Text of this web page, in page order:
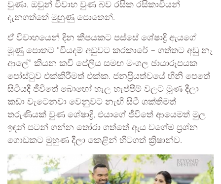
වුණා. ඔවුන් විවාහ වුණ බව රසික රසිකාවියන්
දැනගත්තේ මුහුණු පොතෙන්.
ඒ විවාහයෙන් දින කීපයකට පස්සේ ශේෂාද්‍රි ඇයගේ
මූණු පොතට “වියදම් අඩුවට කරකාරේ – ගත්තට අඩු නෑ
ආලේ” කියන කවි පේලිය සමඟ මංගල ඡායාරූපයක
පෝස්ටුව එක්කිරීමත් එක්ක. ජනප්‍රියත්වයේ හිනි පෙතේ
සිටියදී ජීවිතේ බොහෝ හැල හැප්පීම් වලට මූණ දීලා
කඩා වැටෙනවා වෙනුවට නැඟී සිටී ශක්තිමත්
තරුණියක් වුණ ශේෂාද්‍රි, එයාගේ ජීවිතේ ආයෙමත් මුල
ඉඳන් පටන් ගන්න තෝරා ගත්තේ ඇය වගේම ප්‍රශ්න
ගොඩකට මුහුණ දීලා කෙළින් හිටගත් ක්‍රිෂාන්ව.